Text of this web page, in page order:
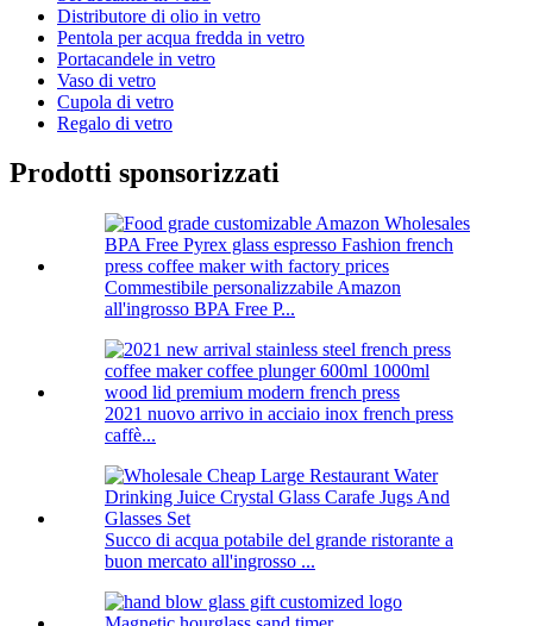
Distributore di olio in vetro
Pentola per acqua fredda in vetro
Portacandele in vetro
Vaso di vetro
Cupola di vetro
Regalo di vetro
Prodotti sponsorizzati
Commestibile personalizzabile Amazon
all'ingrosso BPA Free P...
2021 nuovo arrivo in acciaio inox french press
caffè...
Succo di acqua potabile del grande ristorante a
buon mercato all'ingrosso ...